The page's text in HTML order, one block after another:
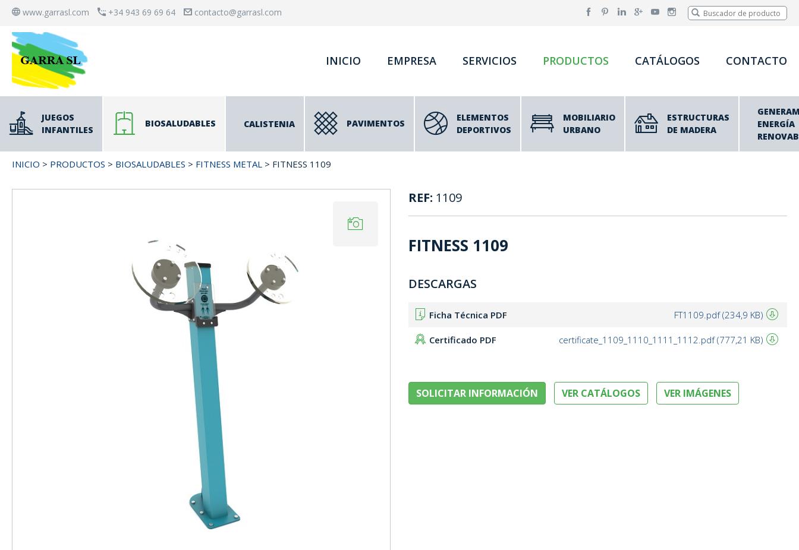
www.garrasl.com +34 943 69 69 64 contacto@garrasl.com
INICIO EMPRESA SERVICIOS PRODUCTOS CATÁLOGOS CONTACTO
JUEGOS
INFANTILES
BIOSALUDABLES CALISTENIA PAVIMENTOS
ELEMENTOS
DEPORTIVOS
MOBILIARIO
URBANO
ESTRUCTURAS
DE MADERA
ENERGÍA
INICIO > PRODUCTOS > BIOSALUDABLES > FITNESS METAL > FITNESS 1109
REF: 1109
FITNESS 1109
DESCARGAS
FT1109.pdf (234,9 KB)
Ficha Técnica PDF
certificate_1109_1110_1111_1112.pdf (777,21 KB)
Certificado PDF
SOLICITAR INFORMACIÓN VER CATÁLOGOS VER IMÁGENES